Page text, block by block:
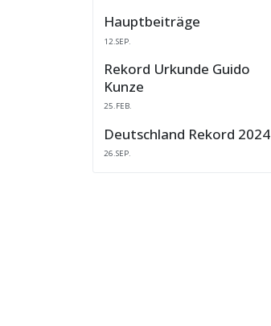
Hauptbeiträge
12.SEP.
Rekord Urkunde Guido
Kunze
25.FEB.
Deutschland Rekord 2024
26.SEP.